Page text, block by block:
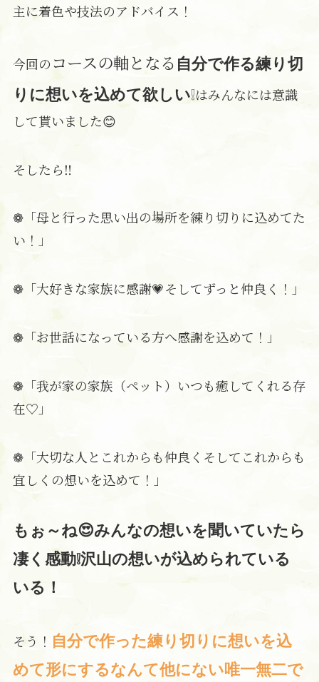
主に着色や技法のアドバイス！
今回のコースの軸となる 自分で作る練り切
りに想いを込めて欲しい❕はみんなには意識
して貰いました😊
そしたら‼
❁「母と行った思い出の場所を練り切りに込めてた
い！」
❁「大好きな家族に感謝💗そしてずっと仲良く！」
❁「お世話になっている方へ感謝を込めて！」
❁「我が家の家族（ペット）いつも癒してくれる存
在♡」
❁「大切な人とこれからも仲良くそしてこれからも
宜しくの想いを込めて！」
もぉ～ね😍みんなの想いを聞いていたら
凄く感動❕沢山の想いが込められている
いる！
そう！ 自分で作った練り切りに想いを込
めて形にするなんて他にない唯一無二で